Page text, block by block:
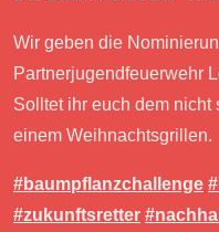
Wir geben die
Partnerjugendfeuerwehr
Solltet ihr euch dem nicht
einem Weihnachtsgrillen.
#baumpflanzchallenge
#zukunftsretter